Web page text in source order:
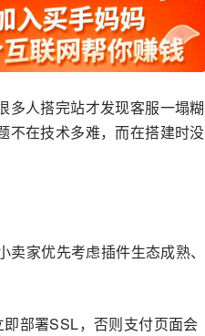
多人搭完站才发现客服一塌糊
不在技术多难，而在搭建时没
家优先考虑插件生态成熟、
部署SSL，否则支付页面会